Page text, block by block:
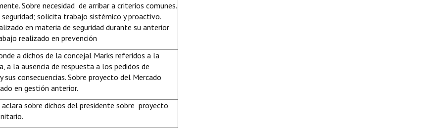
Sobre necesidad de arribar a criterios comunes.
seguridad; solicita trabajo sistémico y proactivo.
en materia de seguridad durante su anterior
realizado en prevención
a dichos de la concejal Marks referidos a la
a la ausencia de respuesta a los pedidos de
consecuencias. Sobre proyecto del Mercado
en gestión anterior.
aclara sobre dichos del presidente sobre proyecto